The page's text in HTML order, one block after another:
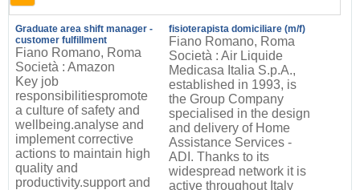
Graduate area shift manager -
customer fulfillment
Fiano Romano, Roma
Società : Amazon
Key job
responsibilitiespromote
a culture of safety and
wellbeing.analyse and
implement corrective
actions to maintain high
quality and
productivity.support and
fisioterapista domiciliare (m/f)
Fiano Romano, Roma
Società : Air Liquide
Medicasa Italia S.p.A.,
established in 1993, is
the Group Company
specialised in the design
and delivery of Home
Assistance Services -
ADI. Thanks to its
widespread network it is
active throughout Italy